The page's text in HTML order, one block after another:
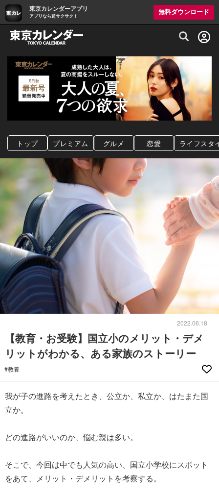
東京カレンダーアプリ
アプリなら超サクサク！
無料ダウンロード
グルメ情報・プレミアムレストラン予約
トップ プレミアム グルメ 恋愛 ライフスタ
2022.06.18
【教育・お受験】国立小のメリット・デメ
リットがわかる、ある家族のストーリー
#教養
我が子の進路を考えたとき、公立か、私立か、はたまた国
立か。
どの進路がいいのか、悩む親は多い。
そこで、今回は中でも人気の高い、国立小学校にスポット
をあて、メリット・デメリットを考察する。